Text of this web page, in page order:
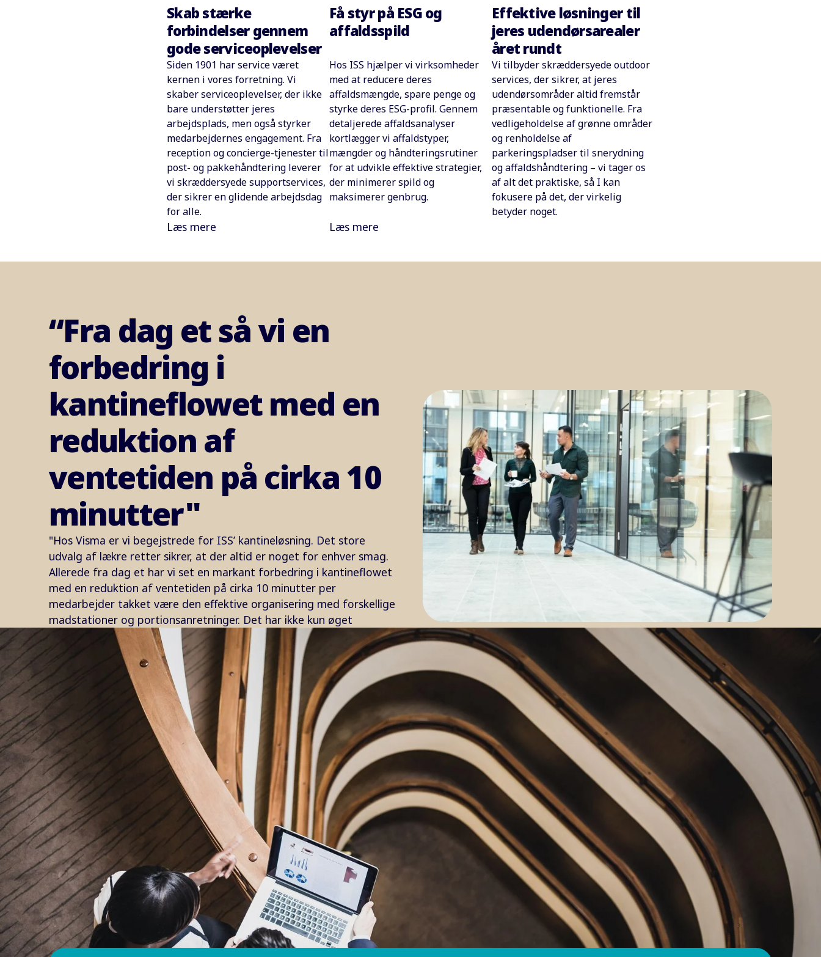
Skab stærke
forbindelser gennem
gode serviceoplevelser
Siden 1901 har service været
kernen i vores forretning. Vi
skaber serviceoplevelser, der ikke
bare understøtter jeres
arbejdsplads, men også styrker
medarbejdernes engagement. Fra
reception og concierge-tjenester til
post- og pakkehåndtering leverer
vi skræddersyede supportservices,
der sikrer en glidende arbejdsdag
for alle.
Læs mere
Få styr på ESG og
affaldsspild
Hos ISS hjælper vi virksomheder
med at reducere deres
affaldsmængde, spare penge og
styrke deres ESG-profil. Gennem
detaljerede affaldsanalyser
kortlægger vi affaldstyper,
mængder og håndteringsrutiner
for at udvikle effektive strategier,
der minimerer spild og
maksimerer genbrug.
Læs mere
Effektive løsninger til
jeres udendørsarealer
året rundt
Vi tilbyder skræddersyede outdoor
services, der sikrer, at jeres
udendørsområder altid fremstår
præsentable og funktionelle. Fra
vedligeholdelse af grønne områder
og renholdelse af
parkeringspladser til snerydning
og affaldshåndtering – vi tager os
af alt det praktiske, så I kan
fokusere på det, der virkelig
betyder noget.
“Fra dag et så vi en
forbedring i
kantineflowet med en
reduktion af
ventetiden på cirka 10
minutter"
"Hos Visma er vi begejstrede for ISS’ kantineløsning. Det store
udvalg af lækre retter sikrer, at der altid er noget for enhver smag.
Allerede fra dag et har vi set en markant forbedring i kantineflowet
med en reduktion af ventetiden på cirka 10 minutter per
medarbejder takket være den effektive organisering med forskellige
madstationer og portionsanretninger. Det har ikke kun øget
medarbejdertilfredsheden, men også forbedret produktivitet en i
arbejdsdagen."
Mikael Valfridsson, Head of Facility & IT, Visma Danmark
Læs mere om vores kantineløsning